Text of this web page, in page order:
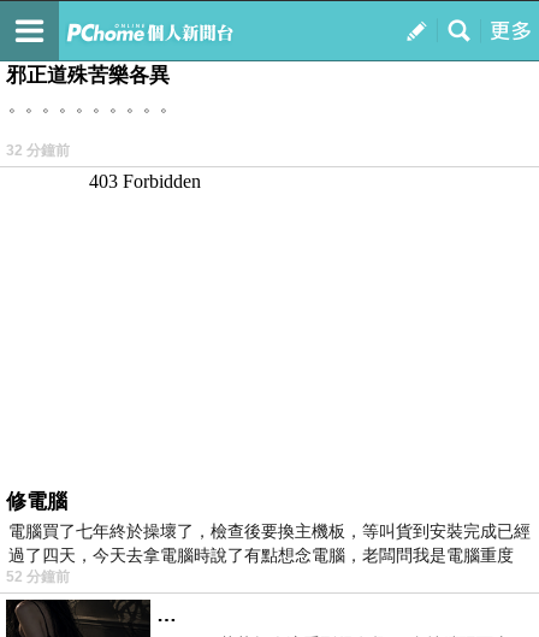
我的
最新文章
邪正道殊苦樂各異
。。。。。。。。。。
32 分鐘前
修電腦
電腦買了七年終於操壞了，檢查後要換主機板，等叫貨到安裝完成已經
過了四天，今天去拿電腦時說了有點想念電腦，老闆問我是電腦重度
52 分鐘前
…